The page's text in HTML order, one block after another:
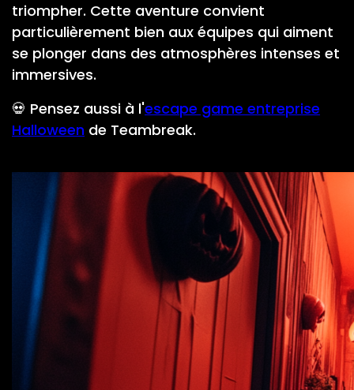
triompher. Cette aventure convient
particulièrement bien aux équipes qui aiment
se plonger dans des atmosphères intenses et
immersives.
💀 Pensez aussi à l'escape game entreprise
Halloween de Teambreak.